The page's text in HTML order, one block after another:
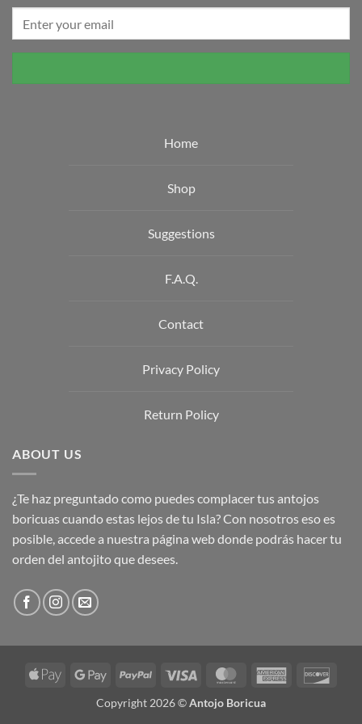
Home
Shop
Suggestions
F.A.Q.
Contact
Privacy Policy
Return Policy
ABOUT US
¿Te haz preguntado como puedes complacer tus antojos
boricuas cuando estas lejos de tu Isla? Con nosotros eso es
posible, accede a nuestra página web donde podrás hacer tu
orden del antojito que desees.
Apple
Google
PayPal Visa MasterCardAmerican
Copyright 2026 ©Antojo Boricua